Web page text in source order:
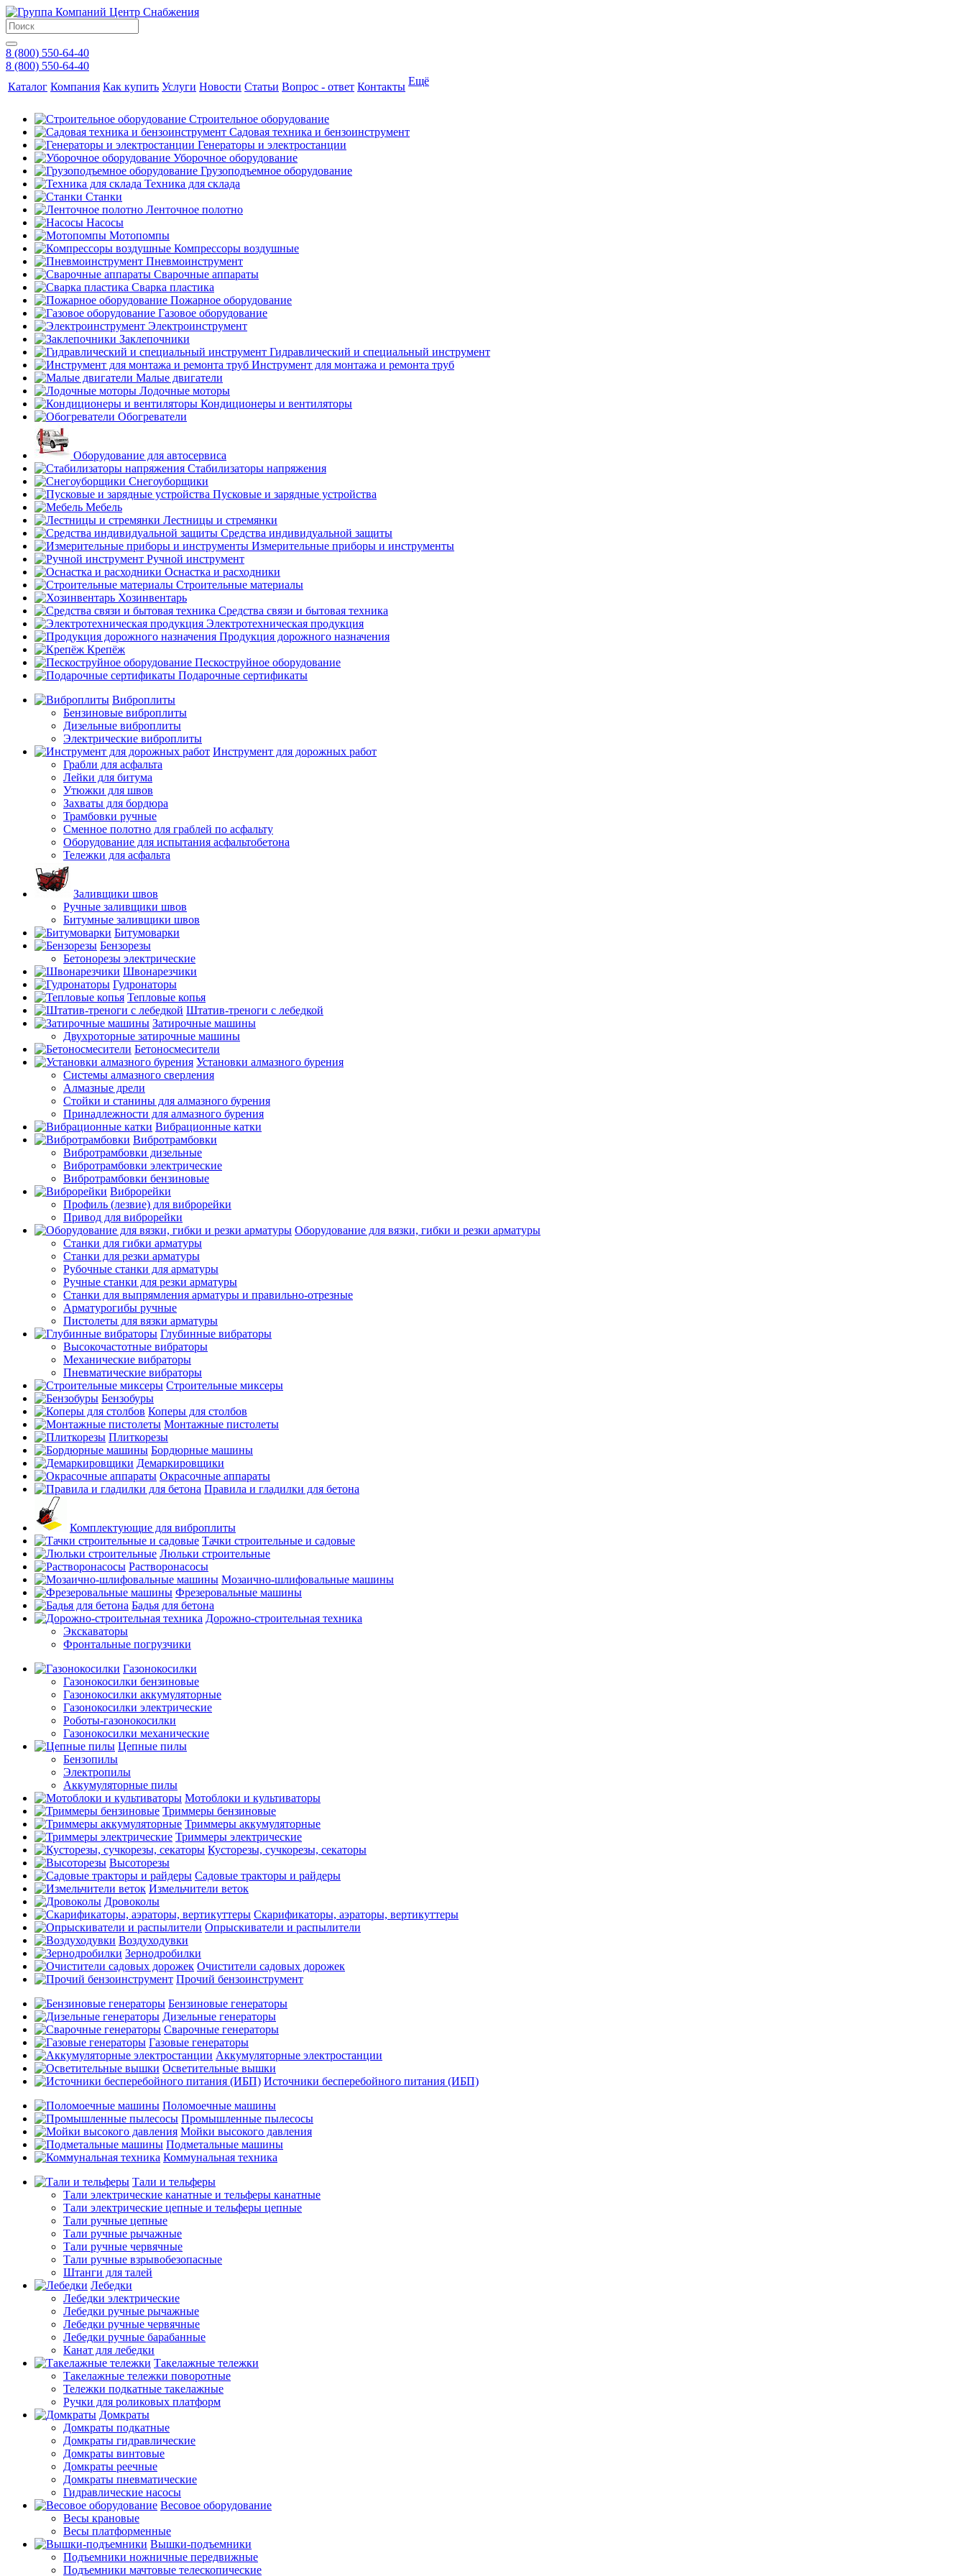
8 (800) 550-64-40
8 (800) 550-64-40
Каталог Компания Как купить Услуги Новости Статьи Вопрос - ответ Контакты Ещё
Строительное оборудование
Садовая техника и бензоинструмент
Генераторы и электростанции
Уборочное оборудование
Грузоподъемное оборудование
Техника для склада
Станки
Ленточное полотно
Насосы
Мотопомпы
Компрессоры воздушные
Пневмоинструмент
Сварочные аппараты
Сварка пластика
Пожарное оборудование
Газовое оборудование
Электроинструмент
Заклепочники
Гидравлический и специальный инструмент
Инструмент для монтажа и ремонта труб
Малые двигатели
Лодочные моторы
Кондиционеры и вентиляторы
Обогреватели
Оборудование для автосервиса
Стабилизаторы напряжения
Снегоуборщики
Пусковые и зарядные устройства
Мебель
Лестницы и стремянки
Средства индивидуальной защиты
Измерительные приборы и инструменты
Ручной инструмент
Оснастка и расходники
Строительные материалы
Хозинвентарь
Средства связи и бытовая техника
Электротехническая продукция
Продукция дорожного назначения
Крепёж
Пескоструйное оборудование
Подарочные сертификаты
Виброплиты
Бензиновые виброплиты
Дизельные виброплиты
Электрические виброплиты
Инструмент для дорожных работ
Грабли для асфальта
Лейки для битума
Утюжки для швов
Захваты для бордюра
Трамбовки ручные
Сменное полотно для граблей по асфальту
Оборудование для испытания асфальтобетона
Тележки для асфальта
Заливщики швов
Ручные заливщики швов
Битумные заливщики швов
Битумоварки
Бензорезы
Бетонорезы электрические
Швонарезчики
Гудронаторы
Тепловые копья
Штатив-треноги с лебедкой
Затирочные машины
Двухроторные затирочные машины
Бетоносмесители
Установки алмазного бурения
Системы алмазного сверления
Алмазные дрели
Стойки и станины для алмазного бурения
Принадлежности для алмазного бурения
Вибрационные катки
Вибротрамбовки
Вибротрамбовки дизельные
Вибротрамбовки электрические
Вибротрамбовки бензиновые
Виброрейки
Профиль (лезвие) для виброрейки
Привод для виброрейки
Оборудование для вязки, гибки и резки арматуры
Станки для гибки арматуры
Станки для резки арматуры
Рубочные станки для арматуры
Ручные станки для резки арматуры
Станки для выпрямления арматуры и правильно-отрезные
Арматурогибы ручные
Пистолеты для вязки арматуры
Глубинные вибраторы
Высокочастотные вибраторы
Механические вибраторы
Пневматические вибраторы
Строительные миксеры
Бензобуры
Коперы для столбов
Монтажные пистолеты
Плиткорезы
Бордюрные машины
Демаркировщики
Окрасочные аппараты
Правила и гладилки для бетона
Комплектующие для виброплиты
Тачки строительные и садовые
Люльки строительные
Растворонасосы
Мозаично-шлифовальные машины
Фрезеровальные машины
Бадья для бетона
Дорожно-строительная техника
Экскаваторы
Фронтальные погрузчики
Газонокосилки
Газонокосилки бензиновые
Газонокосилки аккумуляторные
Газонокосилки электрические
Роботы-газонокосилки
Газонокосилки механические
Цепные пилы
Бензопилы
Электропилы
Аккумуляторные пилы
Мотоблоки и культиваторы
Триммеры бензиновые
Триммеры аккумуляторные
Триммеры электрические
Кусторезы, сучкорезы, секаторы
Высоторезы
Садовые тракторы и райдеры
Измельчители веток
Дровоколы
Скарификаторы, аэраторы, вертикуттеры
Опрыскиватели и распылители
Воздуходувки
Зернодробилки
Очистители садовых дорожек
Прочий бензоинструмент
Бензиновые генераторы
Дизельные генераторы
Сварочные генераторы
Газовые генераторы
Аккумуляторные электростанции
Осветительные вышки
Источники бесперебойного питания (ИБП)
Поломоечные машины
Промышленные пылесосы
Мойки высокого давления
Подметальные машины
Коммунальная техника
Тали и тельферы
Тали электрические канатные и тельферы канатные
Тали электрические цепные и тельферы цепные
Тали ручные цепные
Тали ручные рычажные
Тали ручные червячные
Тали ручные взрывобезопасные
Штанги для талей
Лебедки
Лебедки электрические
Лебедки ручные рычажные
Лебедки ручные червячные
Лебедки ручные барабанные
Канат для лебедки
Такелажные тележки
Такелажные тележки поворотные
Тележки подкатные такелажные
Ручки для роликовых платформ
Домкраты
Домкраты подкатные
Домкраты гидравлические
Домкраты винтовые
Домкраты реечные
Домкраты пневматические
Гидравлические насосы
Весовое оборудование
Весы крановые
Весы платформенные
Вышки-подъемники
Подъемники ножничные передвижные
Подъемники мачтовые телескопические